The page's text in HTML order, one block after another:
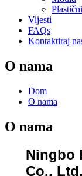
Vijesti
FAQs
Kontaktiraj
O nama
Dom
O nama
O nama
Ningbo
Co., Ltd.